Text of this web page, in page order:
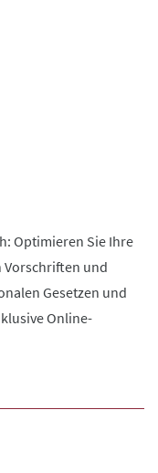
Optimieren Sie Ihre
Vorschriften und
Gesetzen und
Online-